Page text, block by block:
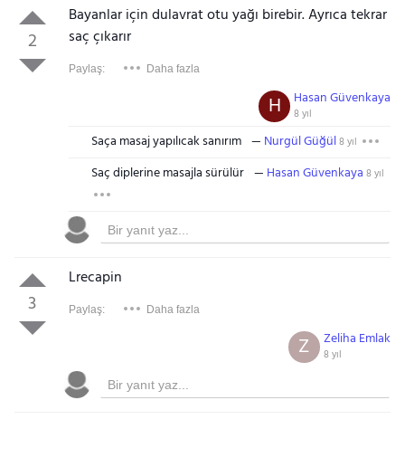
2
Bayanlar için dulavrat otu yağı birebir. Ayrıca tekrar
saç çıkarır
Paylaş: Daha fazla
Hasan Güvenkaya
8 yıl
H
Saça masaj yapılıcak sanırım Nurgül Güğül8 yıl
Saç diplerine masajla sürülür Hasan Güvenkaya 8 yıl
3
Lrecapin
Paylaş: Daha fazla
Zeliha Emlak
8 yıl
Z